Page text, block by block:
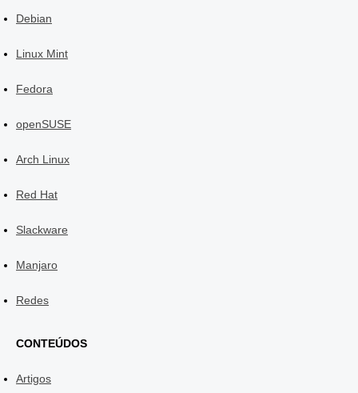
Debian
Linux Mint
Fedora
openSUSE
Arch Linux
Red Hat
Slackware
Manjaro
Redes
CONTEÚDOS
Artigos